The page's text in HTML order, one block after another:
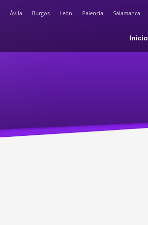
Ávila Burgos León Palencia Salamanca
Inicio